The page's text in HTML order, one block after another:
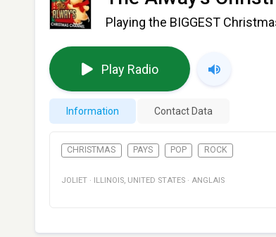
Playing the BIGGEST
Play Radio
Information Contact Data
CHRISTMAS PAYS POP ROCK
JOLIET · ILLINOIS, UNITED STATES · ANGLAIS